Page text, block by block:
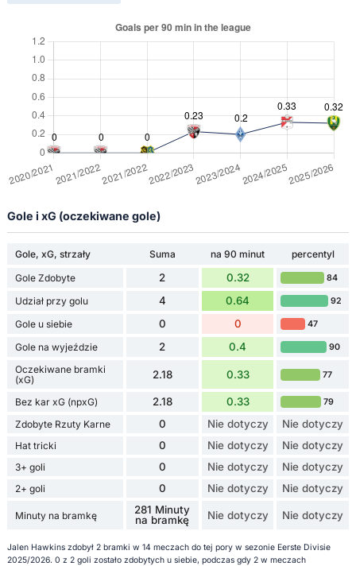
Gole i xG (oczekiwane gole)
Gole, xG, strzały Suma na 90 minut
percentyl
Gole Zdobyte
2 0.32 84
Udział przy golu 4 0.64 92
Gole u siebie 0 0 47
Gole na wyjeździe 2 0.4 90
Oczekiwane bramki
(xG)
2.18 0.33 77
Bez kar xG (npxG) 2.18 0.33 79
Zdobyte Rzuty Karne 0 Nie dotyczy Nie dotyczy
Hat tricki 0 Nie dotyczy Nie dotyczy
3+ goli 0 Nie dotyczy Nie dotyczy
2+ goli 0 Nie dotyczy Nie dotyczy
Minuty na bramkę
281 Minuty
na bramkę
Nie dotyczy Nie dotyczy
Jalen Hawkins zdobył 2 bramki w 14 meczach do tej pory w sezonie Eerste Divisie
2025/2026. 0 z 2 goli zostało zdobytych u siebie, podczas gdy 2 w meczach